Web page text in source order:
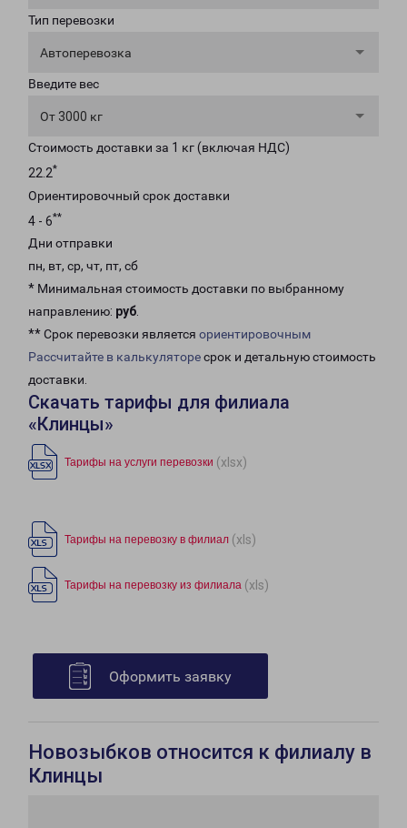
Тип перевозки
Автоперевозка
Введите вес
От 3000 кг
Стоимость доставки за 1 кг (включая НДС)
22.2*
Ориентировочный срок доставки
4 - 6**
Дни отправки
пн, вт, ср, чт, пт, сб
* Минимальная стоимость доставки по выбранному
направлению: руб.
** Срок перевозки является ориентировочным
Рассчитайте в калькуляторесрок и детальную стоимость
доставки.
Скачать тарифы для филиала
«Клинцы»
Тарифы на услуги перевозки (xlsx)
Тарифы на перевозку в филиал (xls)
Тарифы на перевозку из филиала (xls)
Оформить заявку
Новозыбков относится к филиалу в
Клинцы